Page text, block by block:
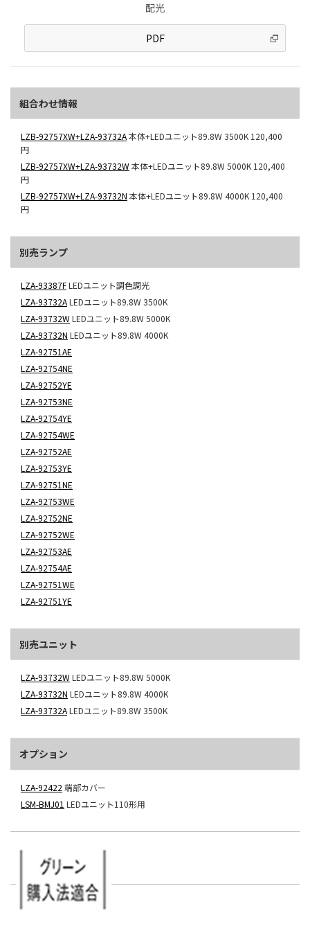
配光
PDF
組合わせ情報
LZB-92757XW+LZA-93732A本体+LEDユニット89.8W 3500K 120,400
円
LZB-92757XW+LZA-93732W本体+LEDユニット89.8W 5000K 120,400
円
LZB-92757XW+LZA-93732N 本体+LEDユニット89.8W 4000K 120,400
円
別売ランプ
LZA-93387FLEDユニット調色調光
LZA-93732ALEDユニット89.8W 3500K
LZA-93732WLEDユニット89.8W 5000K
LZA-93732N LEDユニット89.8W 4000K
LZA-92751AE
LZA-92754NE
LZA-92752YE
LZA-92753NE
LZA-92754YE
LZA-92754WE
LZA-92752AE
LZA-92753YE
LZA-92751NE
LZA-92753WE
LZA-92752NE
LZA-92752WE
LZA-92753AE
LZA-92754AE
LZA-92751WE
LZA-92751YE
別売ユニット
LZA-93732WLEDユニット89.8W 5000K
LZA-93732N LEDユニット89.8W 4000K
LZA-93732ALEDユニット89.8W 3500K
オプション
LZA-92422 端部カバー
LSM-BMJ01 LEDユニット110形用